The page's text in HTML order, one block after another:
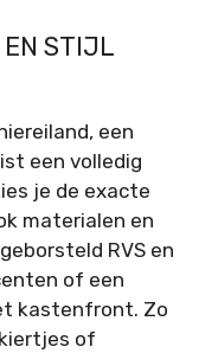
EN STIJL
een
een volledig
je de exacte
materialen en
RVS en
of een
kastenfront. Zo
of